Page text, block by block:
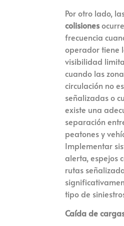
Por otro lado,
colisiones
frecuencia
operador tiene
visibilidad
cuando las
circulación no
señalizadas o
existe una
separación
peatones y
Implementar
alerta, espejos
rutas
tipo de
Caída de